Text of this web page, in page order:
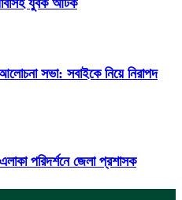
সভা: সবাইকে নিয়ে নিরাপদ
পরিদর্শনে জেলা প্রশাসক